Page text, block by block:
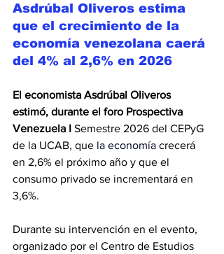
Asdrúbal Oliveros estima
que el crecimiento de la
economía venezolana caerá
del 4% al 2,6% en 2026
El economista Asdrúbal Oliveros
estimó, durante el foro Prospectiva
Venezuela I Semestre 2026 del CEPyG
de la UCAB, que la economía crecerá
en 2,6% el próximo año y que el
consumo privado se incrementará en
3,6%.
Durante su intervención en el evento,
organizado por el Centro de Estudios